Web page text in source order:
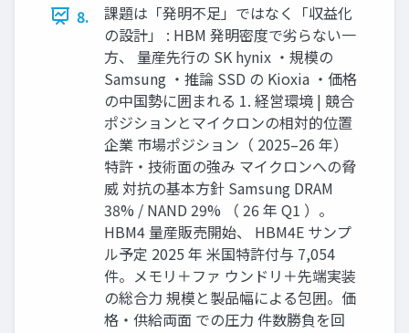
8.
課題は「発明不足」ではなく「収益化
の設計」 : HBM 発明密度で劣らない一
方、 量産先行の SK hynix ・規模の
Samsung ・推論 SSD の Kioxia ・価格
の中国勢に囲まれる 1. 経営環境 | 競合
ポジションとマイクロンの相対的位置
企業 市場ポジション（ 2025–26 年）
特許・技術面の強み マイクロンへの脅
威 対抗の基本方針 Samsung DRAM
38% / NAND 29% （ 26 年 Q1 ）。
HBM4 量産販売開始、 HBM4E サンプ
ル予定 2025 年 米国特許付与 7,054
件。メモリ＋ファ ウンドリ＋先端実装
の総合力 規模と製品幅による包囲。価
格・供給両面 での圧力 件数勝負を回